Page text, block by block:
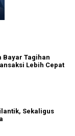
Bayar Tagihan
Lebih Cepat
Sekaligus